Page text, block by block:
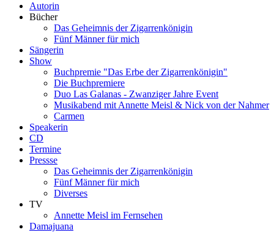
Autorin
Bücher
Das Geheimnis der Zigarrenkönigin
Fünf Männer für mich
Sängerin
Show
Buchpremie "Das Erbe der Zigarrenkönigin"
Die Buchpremiere
Duo Las Galanas - Zwanziger Jahre Event
Musikabend mit Annette Meisl & Nick von der Nahmer
Carmen
Speakerin
CD
Termine
Pressse
Das Geheimnis der Zigarrenkönigin
Fünf Männer für mich
Diverses
TV
Annette Meisl im Fernsehen
Damajuana